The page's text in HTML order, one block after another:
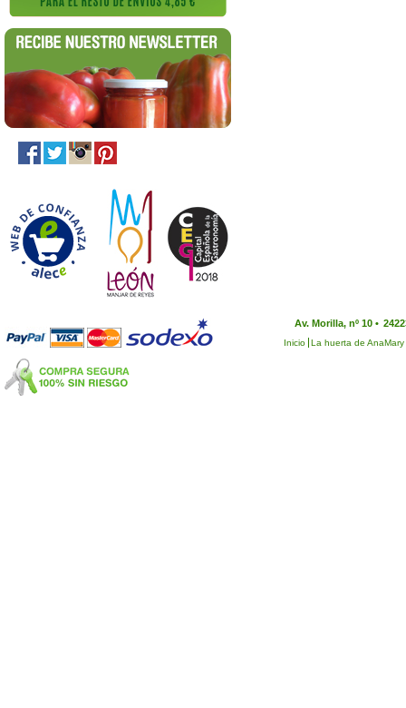
Av. Morilla, nº 10 •
Inicio La huerta de AnaMary